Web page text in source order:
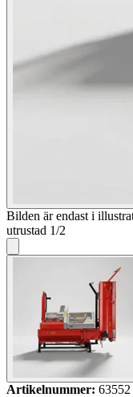
Bilden är endast i
utrustad 1/2
Artikelnummer: 63552